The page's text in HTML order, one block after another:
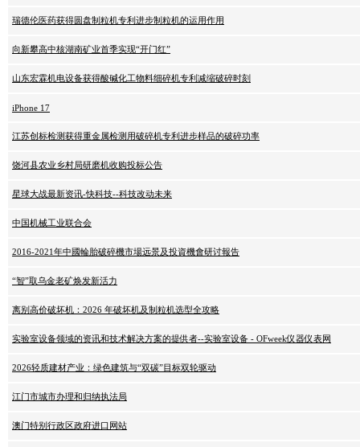
瑞德伦医药获得圆盘制粒机专利进步制粒机的运用作用
向新攀高中核湖南矿业首季实现“开门红”
山东宏霖机电设备获得酸碱化工物料细碎机专利减缩破碎时刻
iPhone 17
江苏创标检测获得重金属检测用破碎机专利进步样品的破碎功率
饶河县农业乡村局研磨机收购投标公告
星球大战最新资讯-快科技--科技改动未来
中国机械工业联合会
2016-2021年中國輪胎破碎機市場远景及投資機會研讨報告
“智”取乌金老矿焕发新活力
离别高价破坏机：2026 年破坏机及制粒机选型全攻略
实验室设备领域的资讯和技术解决方案的提供者--实验室设备 - OFweek仪器仪表网
2026轻质建材产业：绿色建筑与“双碳”目标双轮驱动
江门市城市办理和归纳执法局
澳门特别行政区政府进口网站